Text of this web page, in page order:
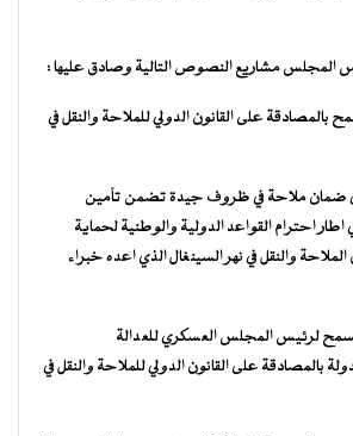
المجلس مشاريع النصوص التالية وصادق عليها :
بالمصادقة على القانون الدولي للملاحة والنقل في
ضمان ملاحة في ظروف جيدة تضمن تأمين
احترام القواعد الدولية والوطنية لحماية
والنقل في نهر السينغال الذي اعده خبراء
لرئيس المجلس العسكري للعدالة
بالمصادقة على القانون الدولي للملاحة والنقل في